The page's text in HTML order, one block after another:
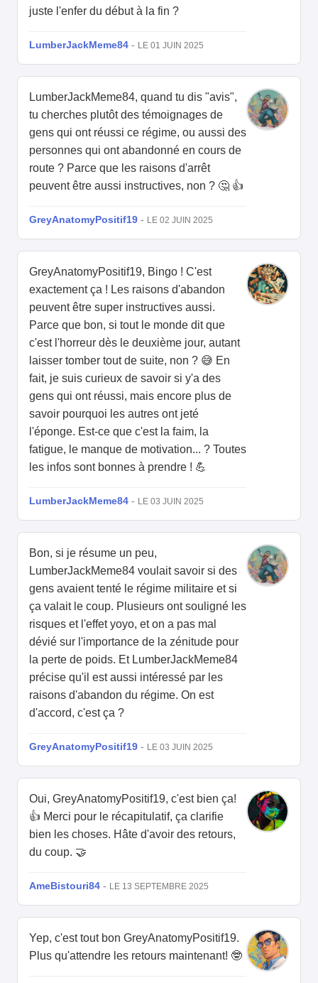
juste l'enfer du début à la fin ?
LumberJackMeme84 - LE 01 JUIN 2025
LumberJackMeme84, quand tu dis "avis",
tu cherches plutôt des témoignages de
gens qui ont réussi ce régime, ou aussi des
personnes qui ont abandonné en cours de
route ? Parce que les raisons d'arrêt
peuvent être aussi instructives, non ? 🤔 👍
GreyAnatomyPositif19 - LE 02 JUIN 2025
GreyAnatomyPositif19, Bingo ! C'est
exactement ça ! Les raisons d'abandon
peuvent être super instructives aussi.
Parce que bon, si tout le monde dit que
c'est l'horreur dès le deuxième jour, autant
laisser tomber tout de suite, non ? 😅 En
fait, je suis curieux de savoir si y'a des
gens qui ont réussi, mais encore plus de
savoir pourquoi les autres ont jeté
l'éponge. Est-ce que c'est la faim, la
fatigue, le manque de motivation... ? Toutes
les infos sont bonnes à prendre ! 💪
LumberJackMeme84 - LE 03 JUIN 2025
Bon, si je résume un peu,
LumberJackMeme84 voulait savoir si des
gens avaient tenté le régime militaire et si
ça valait le coup. Plusieurs ont souligné les
risques et l'effet yoyo, et on a pas mal
dévié sur l'importance de la zénitude pour
la perte de poids. Et LumberJackMeme84
précise qu'il est aussi intéressé par les
raisons d'abandon du régime. On est
d'accord, c'est ça ?
GreyAnatomyPositif19 - LE 03 JUIN 2025
Oui, GreyAnatomyPositif19, c'est bien ça!
👍 Merci pour le récapitulatif, ça clarifie
bien les choses. Hâte d'avoir des retours,
du coup. 🤝
AmeBistouri84 - LE 13 SEPTEMBRE 2025
Yep, c'est tout bon GreyAnatomyPositif19.
Plus qu'attendre les retours maintenant! 🤓